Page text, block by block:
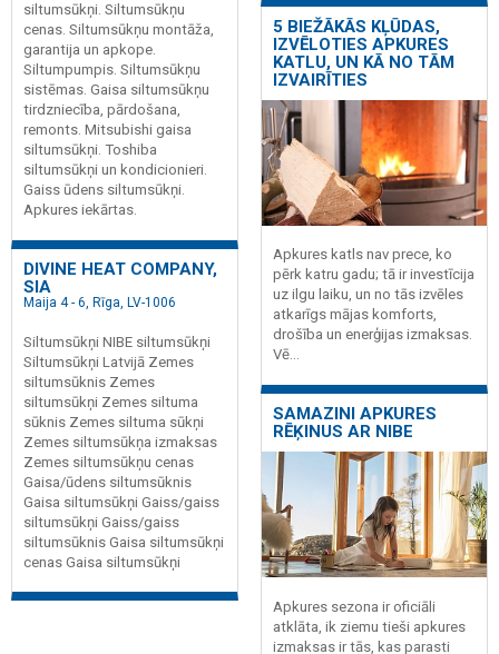
siltumsūkņi. Siltumsūkņu
cenas. Siltumsūkņu montāža,
garantija un apkope.
Siltumpumpis. Siltumsūkņu
sistēmas. Gaisa siltumsūkņu
tirdzniecība, pārdošana,
remonts. Mitsubishi gaisa
siltumsūkņi. Toshiba
siltumsūkņi un kondicionieri.
Gaiss ūdens siltumsūkņi.
Apkures iekārtas.
DIVINE HEAT COMPANY,
SIA
Maija 4 - 6, Rīga, LV-1006
Siltumsūkņi NIBE siltumsūkņi
Siltumsūkņi Latvijā Zemes
siltumsūknis Zemes
siltumsūkņi Zemes siltuma
sūknis Zemes siltuma sūkņi
Zemes siltumsūkņa izmaksas
Zemes siltumsūkņu cenas
Gaisa/ūdens siltumsūknis
Gaisa siltumsūkņi Gaiss/gaiss
siltumsūkņi Gaiss/gaiss
siltumsūknis Gaisa siltumsūkņi
cenas Gaisa siltumsūkņi
5 BIEŽĀKĀS KĻŪDAS,
IZVĒLOTIES APKURES
KATLU, UN KĀ NO TĀM
IZVAIRĪTIES
Apkures katls nav prece, ko
pērk katru gadu; tā ir investīcija
uz ilgu laiku, un no tās izvēles
atkarīgs mājas komforts,
drošība un enerģijas izmaksas.
Vē...
SAMAZINI APKURES
RĒĶINUS AR NIBE
Apkures sezona ir oficiāli
atklāta, ik ziemu tieši apkures
izmaksas ir tās, kas parasti